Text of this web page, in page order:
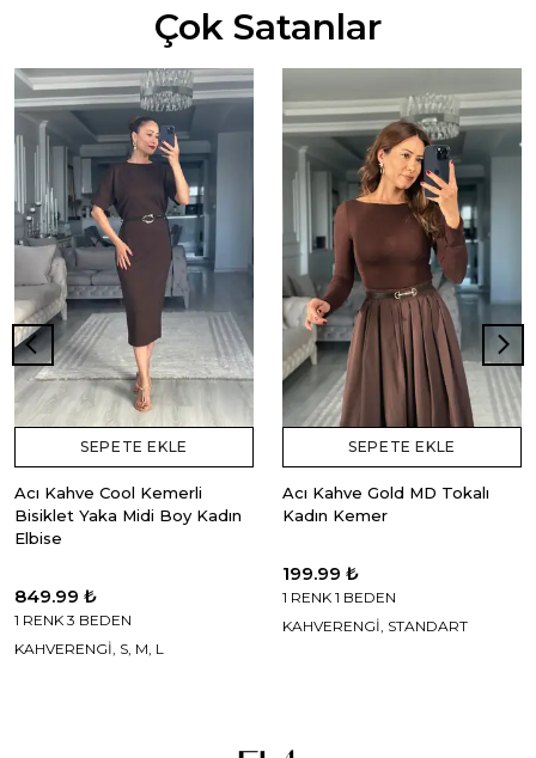
Çok Satanlar
SEPETE EKLE
Acı Kahve Cool Kemerli
Bisiklet Yaka Midi Boy Kadın
Elbise
849.99 ₺
1 RENK 3 BEDEN
KAHVERENGİ, S, M, L
SEPETE EKLE
Acı Kahve Gold MD Tokalı
Kadın Kemer
199.99 ₺
1 RENK 1 BEDEN
KAHVERENGİ, STANDART